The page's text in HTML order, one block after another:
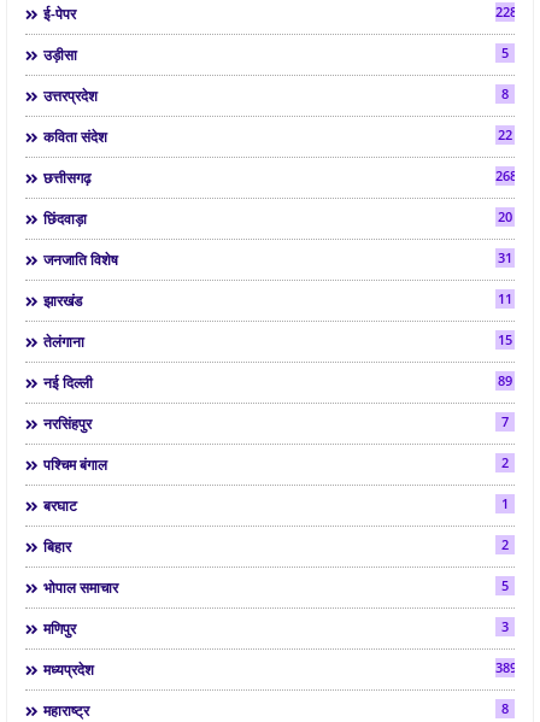
ई-पेपर 2286
उड़ीसा 5
उत्तरप्रदेश 8
कविता संदेश 22
छत्तीसगढ़ 268
छिंदवाड़ा 20
जनजाति विशेष 31
झारखंड 11
तेलंगाना 15
नई दिल्ली 89
नरसिंहपुर 7
पश्चिम बंगाल 2
बरघाट 1
बिहार 2
भोपाल समाचार 5
मणिपुर 3
मध्यप्रदेश 3892
महाराष्ट्र 8